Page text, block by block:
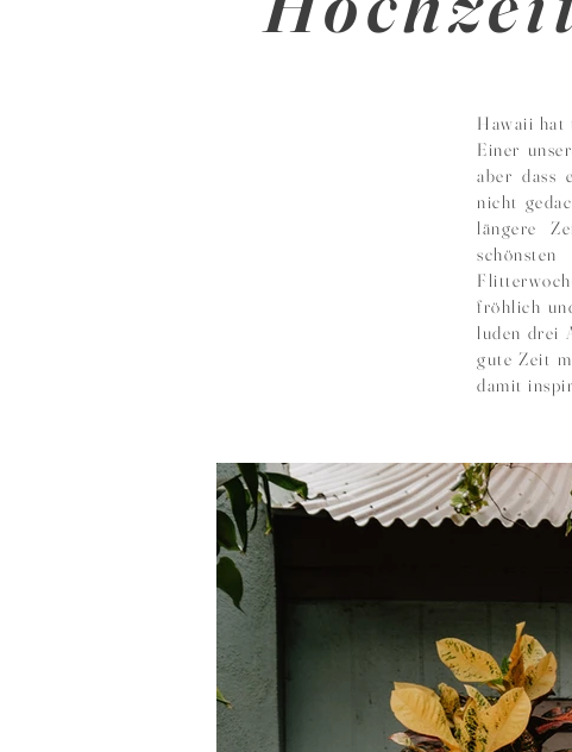
Hawaii hat
Einer
aber dass
nicht
längere
fröhlich
luden drei
gute Zeit
damit